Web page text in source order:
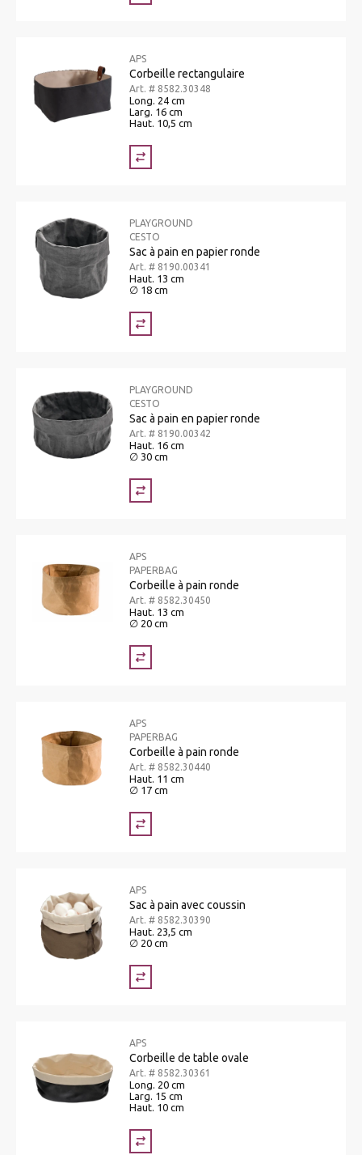
APS
Corbeille rectangulaire
Art. # 8582.30348
Long. 24 cm
Larg. 16 cm
Haut. 10,5 cm
PLAYGROUND
CESTO
Sac à pain en papier ronde
Art. # 8190.00341
Haut. 13 cm
∅ 18 cm
PLAYGROUND
CESTO
Sac à pain en papier ronde
Art. # 8190.00342
Haut. 16 cm
∅ 30 cm
APS
PAPERBAG
Corbeille à pain ronde
Art. # 8582.30450
Haut. 13 cm
∅ 20 cm
APS
PAPERBAG
Corbeille à pain ronde
Art. # 8582.30440
Haut. 11 cm
∅ 17 cm
APS
Sac à pain avec coussin
Art. # 8582.30390
Haut. 23,5 cm
∅ 20 cm
APS
Corbeille de table ovale
Art. # 8582.30361
Long. 20 cm
Larg. 15 cm
Haut. 10 cm